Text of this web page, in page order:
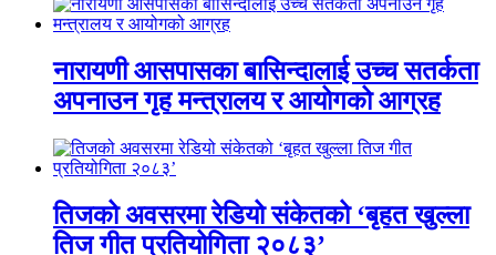
नारायणी आसपासका बासिन्दालाई उच्च सतर्कता
अपनाउन गृह मन्त्रालय र आयोगको आग्रह
तिजको अवसरमा रेडियो संकेतको ‘बृहत खुल्ला
तिज गीत प्रतियोगिता २०८३’